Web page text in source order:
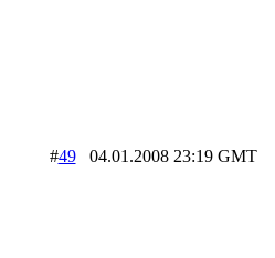
#4904.01.2008 23:19 GMT